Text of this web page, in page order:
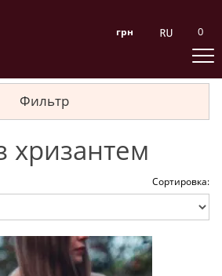
грн 0
Фильтр
хризантем
Сортировка: